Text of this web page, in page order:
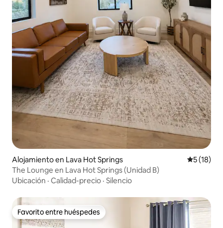
Alojamiento en Lava Hot Springs
5 (18)
The Lounge en Lava Hot Springs (Unidad B)
Ubicación · Calidad-precio · Silencio
Favorito entre huéspedes
Favorito entre huéspedes